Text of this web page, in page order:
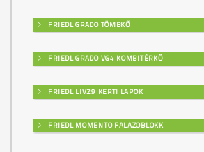
FRIEDL GRADO TÖMBKŐ
FRIEDL GRADO VG4 KOMBITÉRKŐ
FRIEDL LIV29 KERTI LAPOK
FRIEDL MOMENTO FALAZOBLOKK